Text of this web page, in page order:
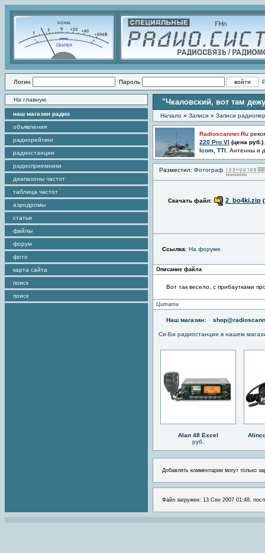
Логин Пароль
На главную
наш магазин радио
объявления
радиорейтинг
радиостанции
радиоприемники
диапазоны частот
таблица частот
аэродромы
статьи
файлы
форум
фото
карта сайта
поиск
поиск
"Чкаловский, вот там
Начало » Записи » Записи
Radioscanner.Ru
220 Pro VI (цена руб.)
Icom, TTI . Антенны и
Разместил: Фотограф
Скачать файл: 2_bo4ki.zip
Ссылка: На форуме.
Описание файла
Вот так весело, с прибаутками
Цитата
Наш магазин:
Си-Би радиостанции в нашем
Alan 48 Excel
руб.
Добавлять комментарии могут только
Файл загружен: 13 Сен 2007 01:48,